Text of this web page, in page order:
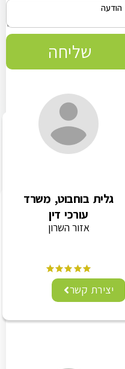
שליחה
גלית בוחבוט, משרד
עורכי דין
אזור השרון
יצירת קשר